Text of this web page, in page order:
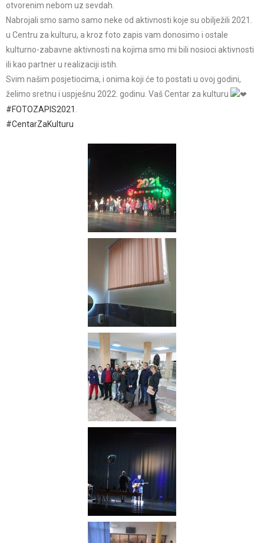
otvorenim nebom uz sevdah.
Nabrojali smo samo samo neke od aktivnosti koje su obilježili 2021.
u Centru za kulturu, a kroz foto zapis vam donosimo i ostale
kulturno-zabavne aktivnosti na kojima smo mi bili nosioci aktivnosti
ili kao partner u realizaciji istih.
Svim našim posjetiocima, i onima koji će to postati u ovoj godini,
želimo sretnu i uspješnu 2022. godinu. Vaš Centar za kulturu
#FOTOZAPIS2021
#CentarZaKulturu